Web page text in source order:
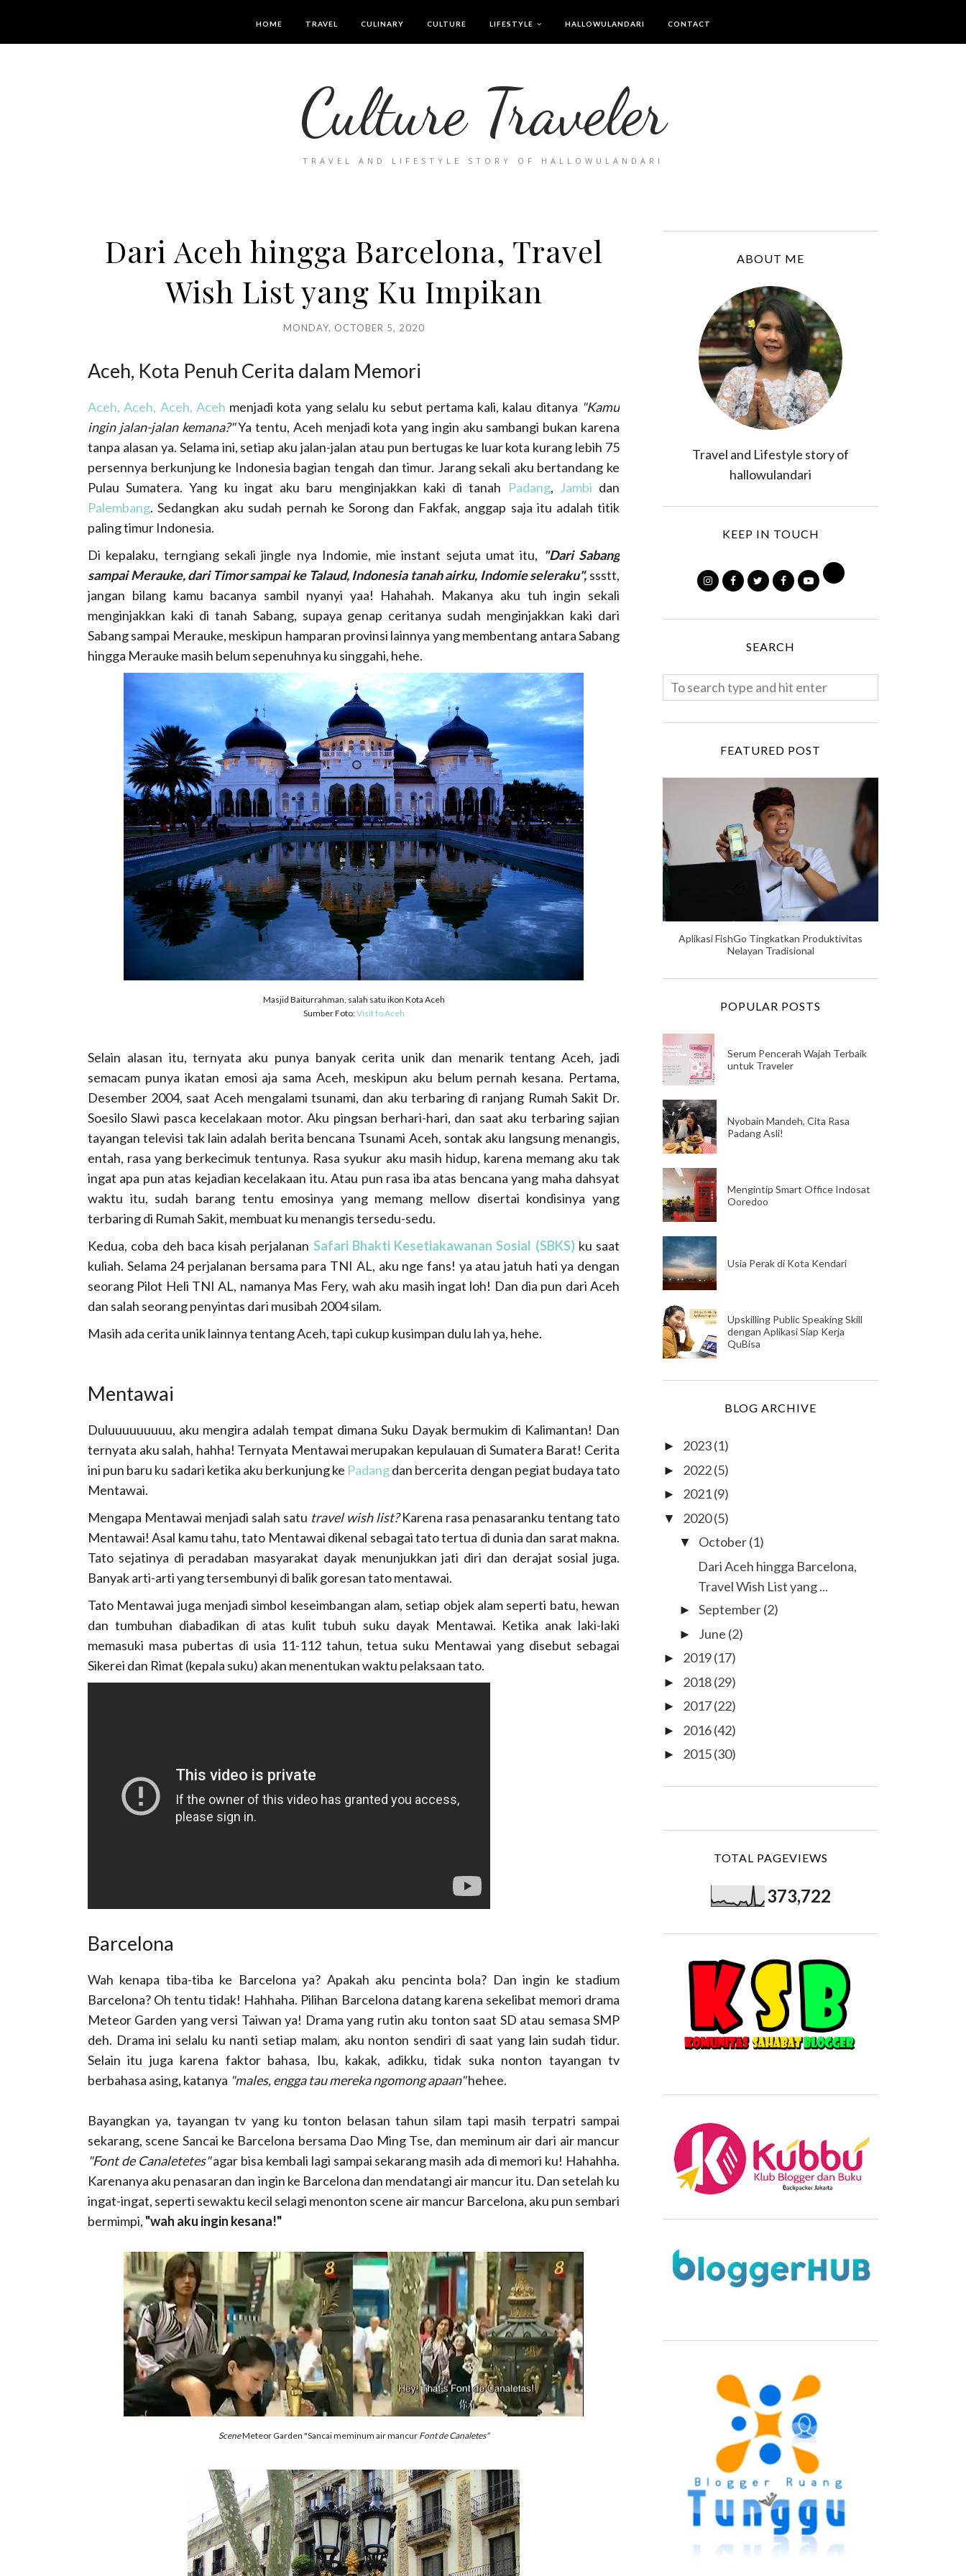
HOME TRAVEL CULINARY CULTURE LIFESTYLE HALLOWULANDARI CONTACT
Culture Traveler
TRAVEL AND LIFESTYLE STORY OF HALLOWULANDARI
Dari Aceh hingga Barcelona, Travel
Wish List yang Ku Impikan
MONDAY, OCTOBER 5, 2020
Aceh, Kota Penuh Cerita dalam Memori
Aceh, Aceh, Aceh, Aceh menjadi kota yang selalu ku sebut pertama kali, kalau ditanya "Kamu
ingin jalan-jalan kemana?"Ya tentu, Aceh menjadi kota yang ingin aku sambangi bukan karena
tanpa alasan ya. Selama ini, setiap aku jalan-jalan atau pun bertugas ke luar kota kurang lebih 75
persennya berkunjung ke Indonesia bagian tengah dan timur. Jarang sekali aku bertandang ke
Pulau Sumatera. Yang ku ingat aku baru menginjakkan kaki di tanah Padang, Jambi dan
Palembang. Sedangkan aku sudah pernah ke Sorong dan Fakfak, anggap saja itu adalah titik
paling timur Indonesia.
Di kepalaku, terngiang sekali jingle nya Indomie, mie instant sejuta umat itu, "Dari Sabang
sampai Merauke, dari Timor sampai ke Talaud, Indonesia tanah airku, Indomie seleraku", ssstt,
jangan bilang kamu bacanya sambil nyanyi yaa! Hahahah. Makanya aku tuh ingin sekali
menginjakkan kaki di tanah Sabang, supaya genap ceritanya sudah menginjakkan kaki dari
Sabang sampai Merauke, meskipun hamparan provinsi lainnya yang membentang antara Sabang
hingga Merauke masih belum sepenuhnya ku singgahi, hehe.
Masjid Baiturrahman, salah satu ikon Kota Aceh
Sumber Foto:Visit to Aceh
Selain alasan itu, ternyata aku punya banyak cerita unik dan menarik tentang Aceh, jadi
semacam punya ikatan emosi aja sama Aceh, meskipun aku belum pernah kesana. Pertama,
Desember 2004, saat Aceh mengalami tsunami, dan aku terbaring di ranjang Rumah Sakit Dr.
Soesilo Slawi pasca kecelakaan motor. Aku pingsan berhari-hari, dan saat aku terbaring sajian
tayangan televisi tak lain adalah berita bencana Tsunami Aceh, sontak aku langsung menangis,
entah, rasa yang berkecimuk tentunya. Rasa syukur aku masih hidup, karena memang aku tak
ingat apa pun atas kejadian kecelakaan itu. Atau pun rasa iba atas bencana yang maha dahsyat
waktu itu, sudah barang tentu emosinya yang memang mellow disertai kondisinya yang
terbaring di Rumah Sakit, membuat ku menangis tersedu-sedu.
Kedua, coba deh baca kisah perjalanan Safari Bhakti Kesetiakawanan Sosial (SBKS)ku saat
kuliah. Selama 24 perjalanan bersama para TNI AL, aku nge fans! ya atau jatuh hati ya dengan
seorang Pilot Heli TNI AL, namanya Mas Fery, wah aku masih ingat loh! Dan dia pun dari Aceh
dan salah seorang penyintas dari musibah 2004 silam.
Masih ada cerita unik lainnya tentang Aceh, tapi cukup kusimpan dulu lah ya, hehe.
Mentawai
Duluuuuuuuuu, aku mengira adalah tempat dimana Suku Dayak bermukim di Kalimantan! Dan
ternyata aku salah, hahha! Ternyata Mentawai merupakan kepulauan di Sumatera Barat! Cerita
ini pun baru ku sadari ketika aku berkunjung ke Padangdan bercerita dengan pegiat budaya tato
Mentawai.
Mengapa Mentawai menjadi salah satu travel wish list?Karena rasa penasaranku tentang tato
Mentawai! Asal kamu tahu, tato Mentawai dikenal sebagai tato tertua di dunia dan sarat makna.
Tato sejatinya di peradaban masyarakat dayak menunjukkan jati diri dan derajat sosial juga.
Banyak arti-arti yang tersembunyi di balik goresan tato mentawai.
Tato Mentawai juga menjadi simbol keseimbangan alam, setiap objek alam seperti batu, hewan
dan tumbuhan diabadikan di atas kulit tubuh suku dayak Mentawai. Ketika anak laki-laki
memasuki masa pubertas di usia 11-112 tahun, tetua suku Mentawai yang disebut sebagai
Sikerei dan Rimat (kepala suku) akan menentukan waktu pelaksaan tato.
Barcelona
Wah kenapa tiba-tiba ke Barcelona ya? Apakah aku pencinta bola? Dan ingin ke stadium
Barcelona? Oh tentu tidak! Hahhaha. Pilihan Barcelona datang karena sekelibat memori drama
Meteor Garden yang versi Taiwan ya! Drama yang rutin aku tonton saat SD atau semasa SMP
deh. Drama ini selalu ku nanti setiap malam, aku nonton sendiri di saat yang lain sudah tidur.
Selain itu juga karena faktor bahasa, Ibu, kakak, adikku, tidak suka nonton tayangan tv
berbahasa asing, katanya "males, engga tau mereka ngomong apaan"hehee.
Bayangkan ya, tayangan tv yang ku tonton belasan tahun silam tapi masih terpatri sampai
sekarang, scene Sancai ke Barcelona bersama Dao Ming Tse, dan meminum air dari air mancur
"Font de Canaletetes"agar bisa kembali lagi sampai sekarang masih ada di memori ku! Hahahha.
Karenanya aku penasaran dan ingin ke Barcelona dan mendatangi air mancur itu. Dan setelah ku
ingat-ingat, seperti sewaktu kecil selagi menonton scene air mancur Barcelona, aku pun sembari
bermimpi, "wah aku ingin kesana!"
SceneMeteor Garden "Sancai meminum air mancur Font de Canaletes"
ABOUT ME
Travel and Lifestyle story of
hallowulandari
KEEP IN TOUCH
SEARCH
FEATURED POST
Aplikasi FishGo Tingkatkan Produktivitas
Nelayan Tradisional
POPULAR POSTS
Serum Pencerah Wajah Terbaik
untuk Traveler
Nyobain Mandeh, Cita Rasa
Padang Asli!
Mengintip Smart Office Indosat
Ooredoo
Usia Perak di Kota Kendari
Upskilling Public Speaking Skill
dengan Aplikasi Siap Kerja
QuBisa
BLOG ARCHIVE
► 2023(1)
► 2022(5)
► 2021(9)
▼ 2020(5)
▼ October (1)
Dari Aceh hingga Barcelona,
Travel Wish List yang ...
► September (2)
► June (2)
► 2019(17)
► 2018(29)
► 2017(22)
► 2016(42)
► 2015(30)
TOTAL PAGEVIEWS
373,722